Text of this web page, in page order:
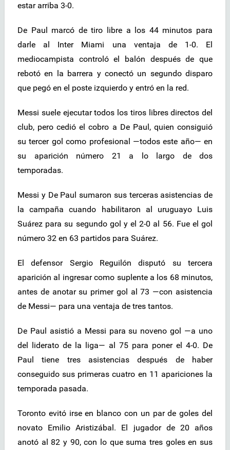
estar arriba 3-0.
De Paul marcó de tiro libre a los 44 minutos para
darle al Inter Miami una ventaja de 1-0. El
mediocampista controló el balón después de que
rebotó en la barrera y conectó un segundo disparo
que pegó en el poste izquierdo y entró en la red.
Messi suele ejecutar todos los tiros libres directos del
club, pero cedió el cobro a De Paul, quien consiguió
su tercer gol como profesional —todos este año— en
su aparición número 21 a lo largo de dos
temporadas.
Messi y De Paul sumaron sus terceras asistencias de
la campaña cuando habilitaron al uruguayo Luis
Suárez para su segundo gol y el 2-0 al 56. Fue el gol
número 32 en 63 partidos para Suárez.
El defensor Sergio Reguilón disputó su tercera
aparición al ingresar como suplente a los 68 minutos,
antes de anotar su primer gol al 73 —con asistencia
de Messi— para una ventaja de tres tantos.
De Paul asistió a Messi para su noveno gol —a uno
del liderato de la liga— al 75 para poner el 4-0. De
Paul tiene tres asistencias después de haber
conseguido sus primeras cuatro en 11 apariciones la
temporada pasada.
Toronto evitó irse en blanco con un par de goles del
novato Emilio Aristizábal. El jugador de 20 años
anotó al 82 y 90, con lo que suma tres goles en sus